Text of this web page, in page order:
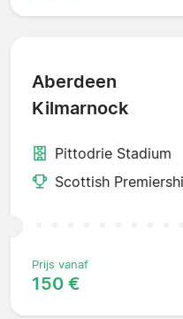
Aberdeen
Kilmarnock
Pittodrie Stadium
Scottish
Prijs vanaf
150 €